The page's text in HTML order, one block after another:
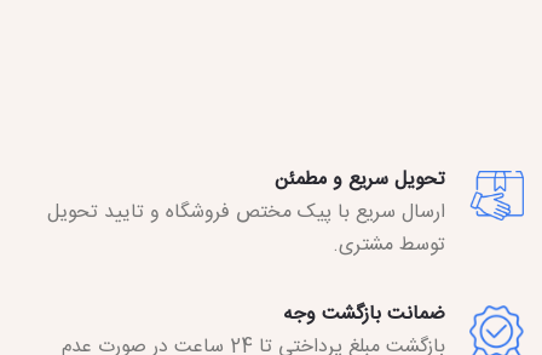
تحویل سریع و مطمئن
ارسال سریع با پیک مختص فروشگاه و تایید تحویل
توسط مشتری.
ضمانت بازگشت وجه
بازگشت مبلغ پرداختی تا 24 ساعت در صورت عدم